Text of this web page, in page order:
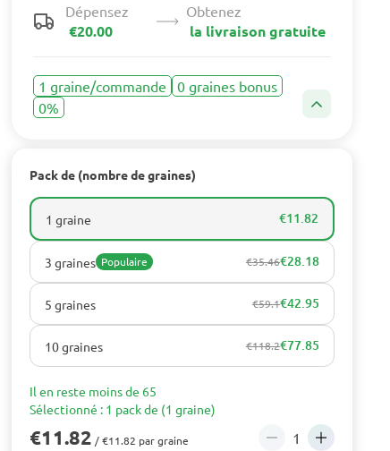
Dépensez
€20.00
Obtenez
la livraison gratuite
1 graine/commande
0 graines bonus
0%
Pack de (nombre de graines)
1 graine €11.82
3 graines Populaire €35.46€28.18
5 graines €59.1€42.95
10 graines €118.2€77.85
Il en reste moins de 65
Sélectionné : 1 pack de (1 graine)
€11.82 / €11.82 par graine